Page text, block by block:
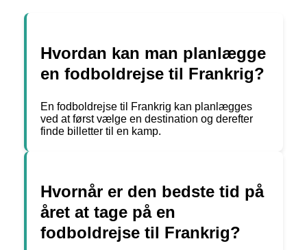
Hvordan kan man planlægge
en fodboldrejse til Frankrig?
En fodboldrejse til Frankrig kan planlægges
ved at først vælge en destination og derefter
finde billetter til en kamp.
Hvornår er den bedste tid på
året at tage på en
fodboldrejse til Frankrig?